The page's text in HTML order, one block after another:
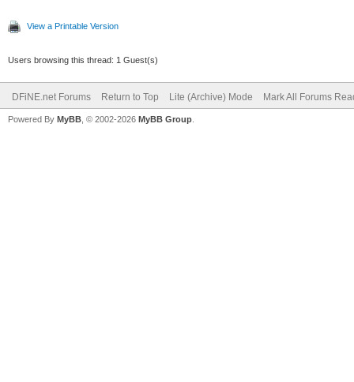
View a Printable Version
Users browsing this thread: 1 Guest(s)
DFiNE.net Forums Return to Top Lite (Archive) Mode Mark All Forums
Powered By MyBB , © 2002-2026 MyBB Group